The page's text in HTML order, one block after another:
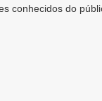
conhecidos do